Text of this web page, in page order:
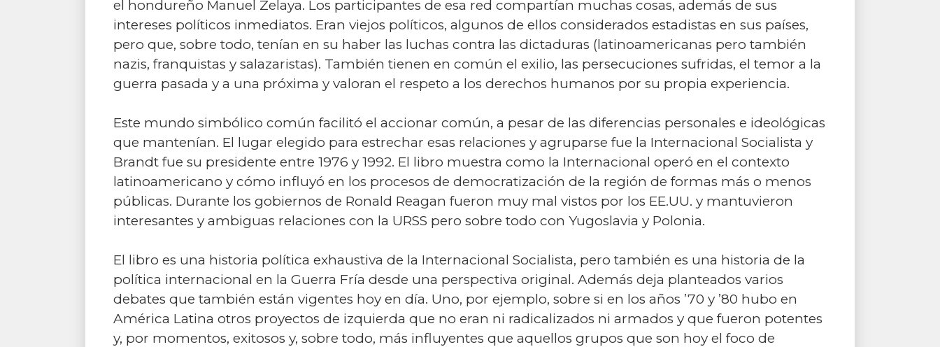
el hondureño Manuel Zelaya. Los participantes de esa red compartían muchas cosas, además de sus
intereses políticos inmediatos. Eran viejos políticos, algunos de ellos considerados estadistas en sus países,
pero que, sobre todo, tenían en su haber las luchas contra las dictaduras (latinoamericanas pero también
nazis, franquistas y salazaristas). También tienen en común el exilio, las persecuciones sufridas, el temor a la
guerra pasada y a una próxima y valoran el respeto a los derechos humanos por su propia experiencia.
Este mundo simbólico común facilitó el accionar común, a pesar de las diferencias personales e ideológicas
que mantenían. El lugar elegido para estrechar esas relaciones y agruparse fue la Internacional Socialista y
Brandt fue su presidente entre 1976 y 1992. El libro muestra como la Internacional operó en el contexto
latinoamericano y cómo influyó en los procesos de democratización de la región de formas más o menos
públicas. Durante los gobiernos de Ronald Reagan fueron muy mal vistos por los EE.UU. y mantuvieron
interesantes y ambiguas relaciones con la URSS pero sobre todo con Yugoslavia y Polonia.
El libro es una historia política exhaustiva de la Internacional Socialista, pero también es una historia de la
política internacional en la Guerra Fría desde una perspectiva original. Además deja planteados varios
debates que también están vigentes hoy en día. Uno, por ejemplo, sobre si en los años ’70 y ’80 hubo en
América Latina otros proyectos de izquierda que no eran ni radicalizados ni armados y que fueron potentes
y, por momentos, exitosos y, sobre todo, más influyentes que aquellos grupos que son hoy el foco de